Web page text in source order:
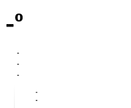
-º
-
-
-
-
-